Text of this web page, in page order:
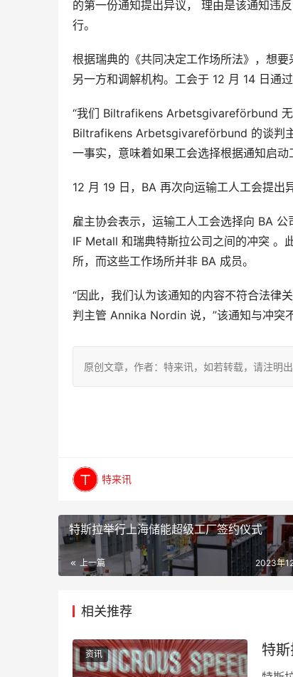
的第一份通知提出异议，
理由是该通知违
行。
根据瑞典的《共同决定工作场所法》，想
另一方和调解机构。工会于 12 月 14 日通
“我们 Biltrafikens Arbetsgivareförbund 无
Biltrafikens Arbetsgivareförbund 的谈判
一事实，意味着如果工会选择根据通知启
12 月 19 日，BA 再次向运输工人工会提出
雇主协会表示，运输工人工会选择向 BA
IF Metall 和瑞典特斯拉公司之间的冲突 。
所，而这些工作场所并非 BA 成员。
“因此，我们认为该通知的内容不符合法
判主管 Annika Nordin 说，”该通知与冲突
原创文章，作者：特来讯，如若转载，请注
特来讯
特斯拉举行上海储能超级工厂签约仪式
上一篇 2023年
相关推荐
资讯 特